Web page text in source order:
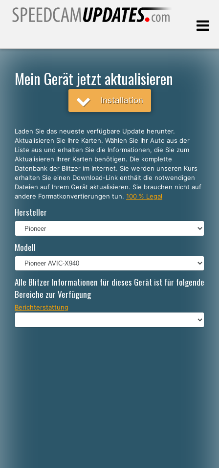
Deutsch
English
Español
Português
Français
Italiano
Polski
Nederlands
Dansk
Mein Gerät jetzt aktualisieren
Installation
Laden Sie das neueste verfügbare Update herunter.
Aktualisieren Sie Ihre Karten. Wählen Sie Ihr Auto aus der
Liste aus und erhalten Sie die Informationen, die Sie zum
Aktualisieren Ihrer Karten benötigen. Die komplette
Datenbank der Blitzer im Internet. Sie werden unseren Kurs
erhalten Sie einen Download-Link enthält die notwendigen
Dateien auf Ihrem Gerät aktualisieren. Sie brauchen nicht auf
andere Formatkonvertierungen tun. 100 % Legal
Hersteller
Modell
Alle Blitzer Informationen für dieses Gerät ist für folgende
Bereiche zur Verfügung
Berichterstattung